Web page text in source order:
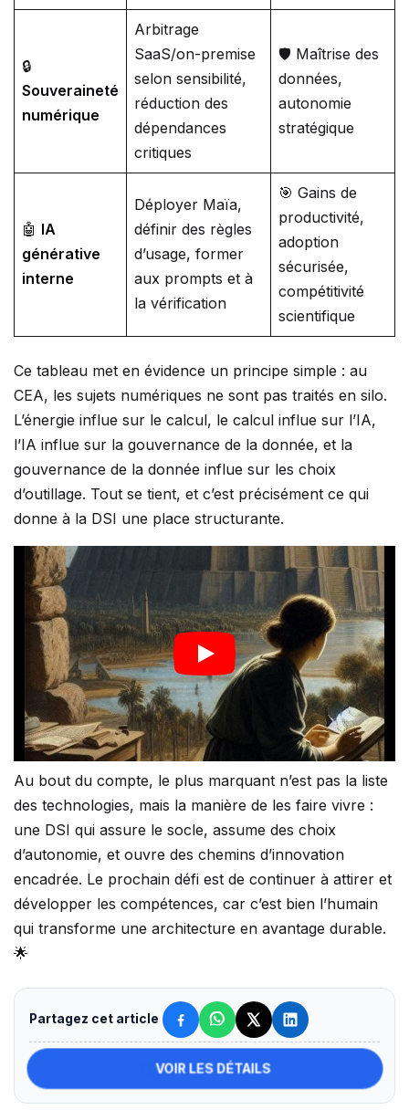
🔒
Souveraineté
numérique
Arbitrage
SaaS/on-premise
selon sensibilité,
réduction des
dépendances
critiques
🛡️ Maîtrise des
données,
autonomie
stratégique
🤖 IA
générative
interne
Déployer Maïa,
définir des règles
d’usage, former
aux prompts et à
la vérification
🎯 Gains de
productivité,
adoption
sécurisée,
compétitivité
scientifique
Ce tableau met en évidence un principe simple : au
CEA, les sujets numériques ne sont pas traités en silo.
L’énergie influe sur le calcul, le calcul influe sur l’IA,
l’IA influe sur la gouvernance de la donnée, et la
gouvernance de la donnée influe sur les choix
d’outillage. Tout se tient, et c’est précisément ce qui
donne à la DSI une place structurante.
Au bout du compte, le plus marquant n’est pas la liste
des technologies, mais la manière de les faire vivre :
une DSI qui assure le socle, assume des choix
d’autonomie, et ouvre des chemins d’innovation
encadrée. Le prochain défi est de continuer à attirer et
développer les compétences, car c’est bien l’humain
qui transforme une architecture en avantage durable.
🌟
Partagez cet article
VOIR LES DÉTAILS